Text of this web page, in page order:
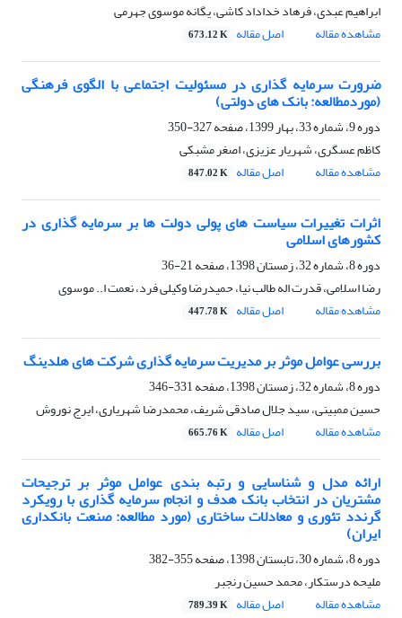
ابراهیم عبدی، فرهاد خداداد کاشی، یگانه موسوی جهرمی
مشاهده مقاله
اصل مقاله 673.12 K
ضرورت سرمایه گذاری در مسئولیت اجتماعی با الگوی فرهنگی
(موردمطالعه: بانک های دولتی)
دوره 9، شماره 33، بهار 1399، صفحه
327-350
کاظم عسگری، شهریار عزیزی، اصغر مشبکی
مشاهده مقاله
اصل مقاله 847.02 K
اثرات تغییرات سیاست های پولی دولت ها بر سرمایه گذاری در
کشورهای اسلامی
دوره 8، شماره 32، زمستان 1398، صفحه
21-36
رضا اسلامی، قدرت اله طالب نیا، حمیدرضا وکیلی فرد، نعمت ا.. موسوی
مشاهده مقاله
اصل مقاله 447.78 K
بررسی عوامل موثر بر مدیریت سرمایه گذاری شرکت های هلدینگ
دوره 8، شماره 32، زمستان 1398، صفحه
331-346
حسین ممبینی، سید جلال صادقی شریف، محمدرضا شهریاری، ایرج نوروش
مشاهده مقاله
اصل مقاله 665.76 K
ارائه مدل و شناسایی و رتبه بندی عوامل موثر بر ترجیحات
مشتریان در انتخاب بانک هدف و انجام سرمایه گذاری با رویکرد
گرندد تئوری و معادلات ساختاری (مورد مطالعه: صنعت بانکداری
ایران)
دوره 8، شماره 30، تابستان 1398، صفحه
355-382
ملیحه درستکار، محمد حسین رنجبر
مشاهده مقاله
اصل مقاله 789.39 K